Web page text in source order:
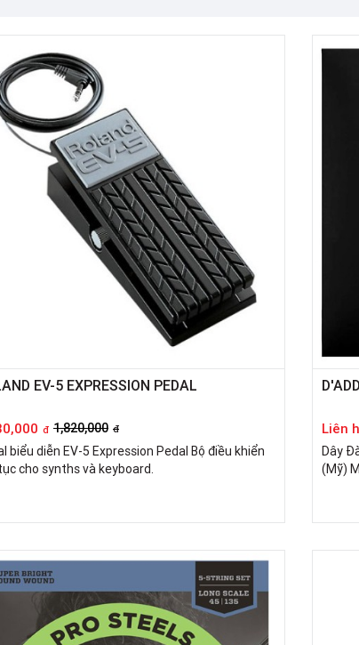
EV-5 EXPRESSION PEDAL
đ 1,820,000 đ
biểu diễn EV-5 Expression Pedal Bộ điều khiển
cho synths và keyboard.
Liên
Dây
(Mỹ)